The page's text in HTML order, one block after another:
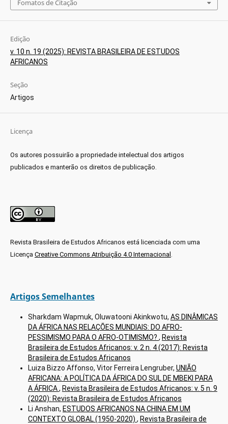
Fomatos de Citação
Edição
v. 10 n. 19 (2025): REVISTA BRASILEIRA DE ESTUDOS
AFRICANOS
Seção
Artigos
Licença
Os autores possuirão a propriedade intelectual dos artigos
publicados e manterão os direitos de publicação.
Revista Brasileira de Estudos Africanos está licenciada com uma
Licença Creative Commons Atribuição 4.0 Internacional .
Artigos Semelhantes
Sharkdam Wapmuk, Oluwatooni Akinkwotu, AS DINÂMICAS
DA ÁFRICA NAS RELAÇÕES MUNDIAIS: DO AFRO-
PESSIMISMO PARA O AFRO-OTIMISMO? , Revista
Brasileira de Estudos Africanos: v. 2 n. 4 (2017): Revista
Brasileira de Estudos Africanos
Luiza Bizzo Affonso, Vitor Ferreira Lengruber, UNIÃO
AFRICANA: A POLÍTICA DA ÁFRICA DO SUL DE MBEKI PARA
A ÁFRICA, Revista Brasileira de Estudos Africanos: v. 5 n. 9
(2020): Revista Brasileira de Estudos Africanos
Li Anshan, ESTUDOS AFRICANOS NA CHINA EM UM
CONTEXTO GLOBAL (1950-2020) , Revista Brasileira de